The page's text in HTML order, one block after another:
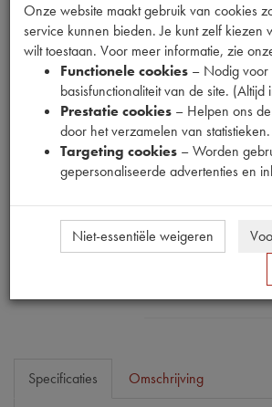
Productnummer
1080117
Prijs
Dit product kan op dit
worden
Specificaties Omschrijving
Onze website maakt gebruik van cookies
service kunnen bieden. Je kunt zelf kiezen
wilt toestaan. Voor meer informatie, zie
Functionele cookies – Nodig voor
basisfunctionaliteit van de site. (Altijd
Prestatie cookies – Helpen ons
door het verzamelen van statistieken.
Targeting cookies – Worden
gepersonaliseerde advertenties en
Niet-essentiële weigeren